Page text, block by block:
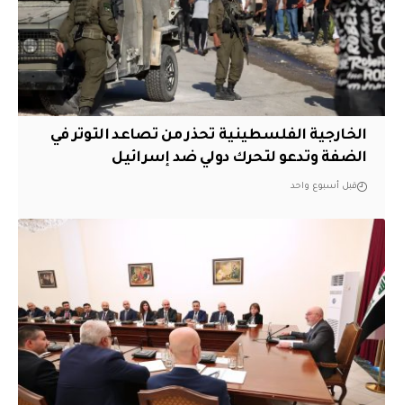
الخارجية الفلسطينية تحذر من تصاعد التوتر في
الضفة وتدعو لتحرك دولي ضد إسرائيل
قبل أسبوع واحد